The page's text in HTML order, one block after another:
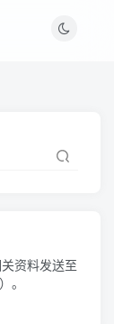
资料发送至
。